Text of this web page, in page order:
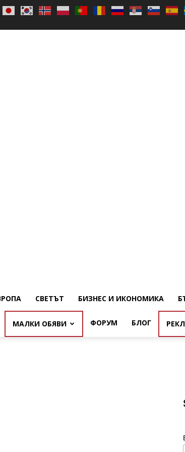
СВЕТЪТ БИЗНЕС И ИКОНОМИКА
МАЛКИ ОБЯВИ ФОРУМ БЛОГ